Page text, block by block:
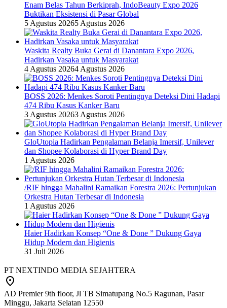
Enam Belas Tahun Berkiprah, IndoBeauty Expo 2026
Buktikan Eksistensi di Pasar Global
5 Agustus 20265 Agustus 2026
Waskita Realty Buka Gerai di Danantara Expo 2026,
Hadirkan Vasaka untuk Masyarakat
4 Agustus 20264 Agustus 2026
BOSS 2026: Menkes Soroti Pentingnya Deteksi Dini Hadapi
474 Ribu Kasus Kanker Baru
3 Agustus 20263 Agustus 2026
GloUtopia Hadirkan Pengalaman Belanja Imersif, Unilever
dan Shopee Kolaborasi di Hyper Brand Day
1 Agustus 2026
/RIF hingga Mahalini Ramaikan Forestra 2026: Pertunjukan
Orkestra Hutan Terbesar di Indonesia
1 Agustus 2026
Haier Hadirkan Konsep “One & Done ” Dukung Gaya
Hidup Modern dan Higienis
31 Juli 2026
PT NEXTINDO MEDIA SEJAHTERA
AD Premier 9th floor, Jl TB Simatupang No.5 Ragunan, Pasar
Minggu, Jakarta Selatan 12550